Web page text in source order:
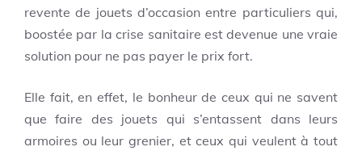
revente de jouets d’occasion entre particuliers qui,
boostée par la crise sanitaire est devenue une vraie
solution pour ne pas payer le prix fort.
Elle fait, en effet, le bonheur de ceux qui ne savent
que faire des jouets qui s’entassent dans leurs
armoires ou leur grenier, et ceux qui veulent à tout